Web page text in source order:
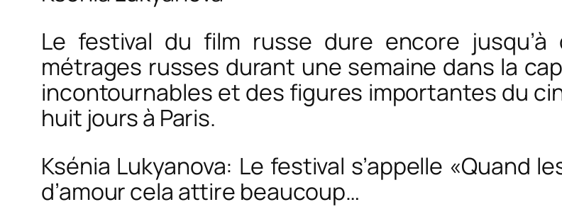
Le festival du film russe dure encore
métrages russes durant une semaine dans la
incontournables et des figures importantes du
huit jours à Paris.
Ksénia Lukyanova: Le festival s’appelle «Quand
d’amour cela attire beaucoup…